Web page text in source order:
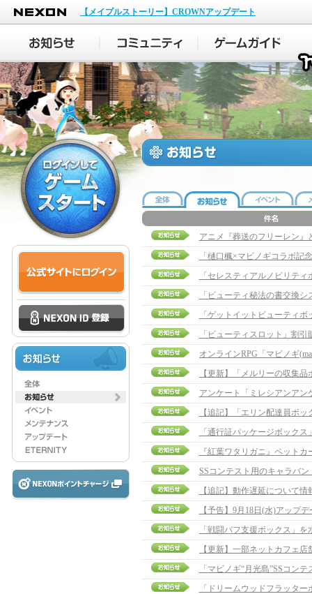
NEXON
【メイプルストーリー】CROWNアップデート
アニメ『葬送のフリーレン』
「樋口楓×マビノギコラボ記
「セレスティアルノビリテ
「ビューティ秘法の書交換
「ゲットイットビューティ
「ビューティスロット」割引
アンケート「ミレシアンアン
【追記】「エリン配達員ボ
「通行証パッケージボック
『紅葉ワタリガニ』ペット
SSコンテスト用のキャラバ
【追記】動作遅延について情
【予告】9月18日(水)アップ
「マビノギ“月光島”SSコン
「ドリームウッドフラッタ